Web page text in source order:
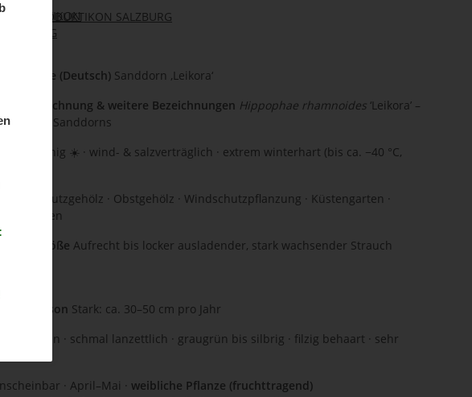
PRODUKTIKON SALZBURG
Pflanze (Deutsch) Sanddorn ‚Leikora‘
Bezeichnung & weitere Bezeichnungen Hippophae rhamnoides ‘Leikora’ –
des Sanddorns
Vollsonnig ☀️ · wind- & salzverträglich · extrem winterhart (bis ca. −40 °C,
Nutzgehölz · Obstgehölz · Windschutzpflanzung · Küstengarten ·
Hecken
& Größe Aufrecht bis locker ausladender, stark wachsender Strauch
3–5 m
pro Saison Stark: ca. 30–50 cm pro Jahr
· schmal lanzettlich · graugrün bis silbrig · filzig behaart · sehr
· April–Mai · weibliche Pflanze (fruchttragend)